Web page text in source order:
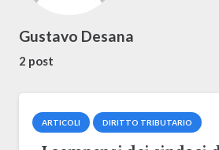
Gustavo Desana
2 post
ARTICOLI DIRITTO TRIBUTARIO